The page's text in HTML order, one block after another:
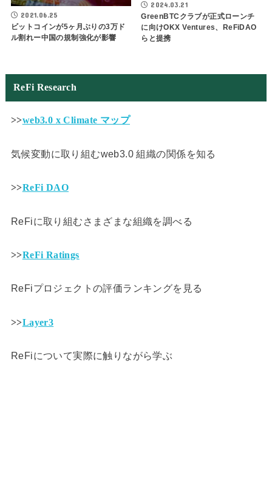
2021.06.25
ビットコインが5ヶ月ぶりの3万ド
ル割れー中国の規制強化が影響
2024.03.21
GreenBTCクラブが正式ローンチ
に向けOKX Ventures、ReFiDAO
らと提携
ReFi Research
>>web3.0 x Climate マップ
気候変動に取り組むweb3.0 組織の関係を知る
>>ReFi DAO
ReFiに取り組むさまざまな組織を調べる
>>ReFi Ratings
ReFiプロジェクトの評価ランキングを見る
>>Layer3
ReFiについて実際に触りながら学ぶ